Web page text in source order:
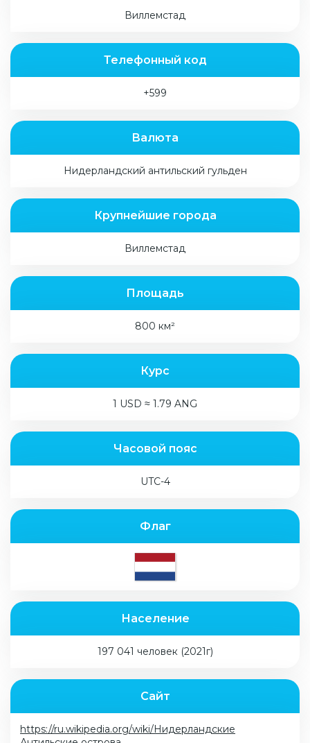
Виллемстад
Телефонный код
+599
Валюта
Нидерландский антильский гульден
Крупнейшие города
Виллемстад
Площадь
800 км²
Курс
1 USD ≈ 1.79 ANG
Часовой пояс
UTC-4
Флаг
Население
197 041 человек (2021г)
Сайт
https://ru.wikipedia.org/wiki/Нидерландские